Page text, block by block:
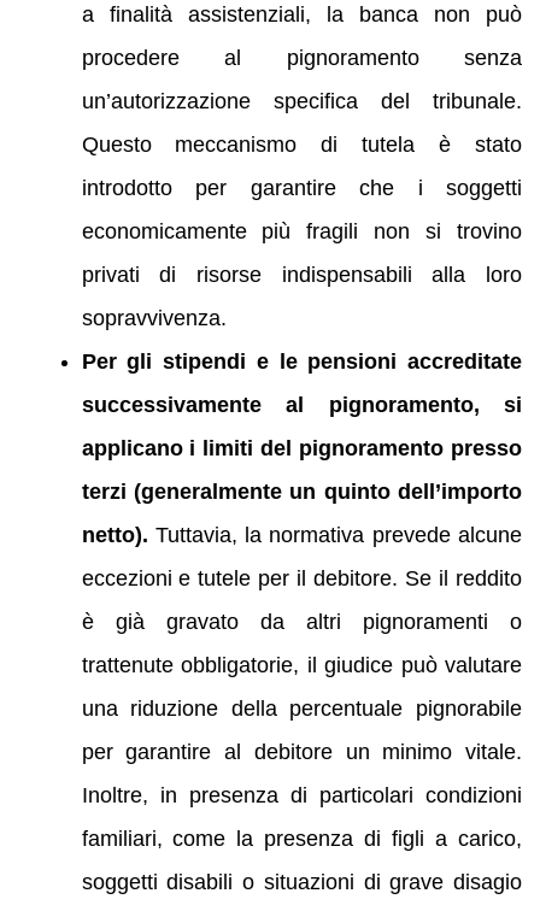
a finalità assistenziali, la banca non può
procedere al pignoramento senza
un’autorizzazione specifica del tribunale.
Questo meccanismo di tutela è stato
introdotto per garantire che i soggetti
economicamente più fragili non si trovino
privati di risorse indispensabili alla loro
sopravvivenza.
Per gli stipendi e le pensioni accreditate
successivamente al pignoramento, si
applicano i limiti del pignoramento presso
terzi (generalmente un quinto dell’importo
netto). Tuttavia, la normativa prevede alcune
eccezioni e tutele per il debitore. Se il reddito
è già gravato da altri pignoramenti o
trattenute obbligatorie, il giudice può valutare
una riduzione della percentuale pignorabile
per garantire al debitore un minimo vitale.
Inoltre, in presenza di particolari condizioni
familiari, come la presenza di figli a carico,
soggetti disabili o situazioni di grave disagio